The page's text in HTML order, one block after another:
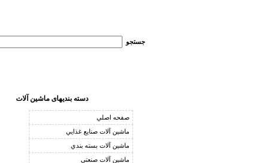
جستجو
دسته بنديهای ماشین آلات
صفحه اصلي
ماشين آلات صنايع غذايي
ماشين آلات بسته بندي
ماشين آلات صنعتي